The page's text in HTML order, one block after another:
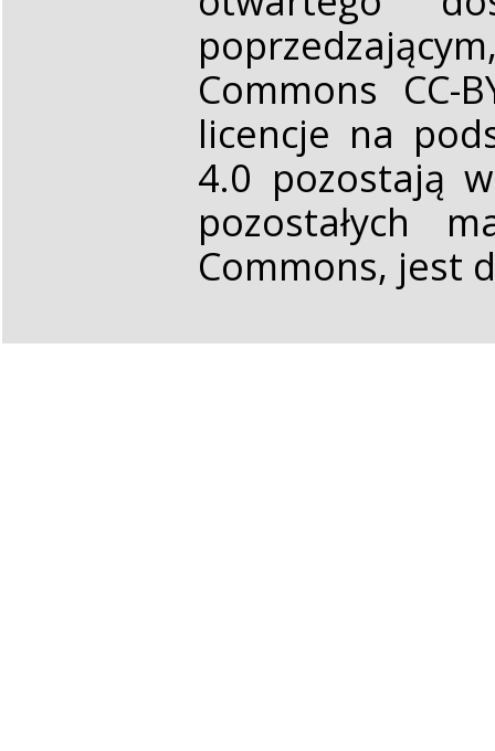
Commons CC-
licencje na
4.0 pozostają
pozostałych
Commons, jest